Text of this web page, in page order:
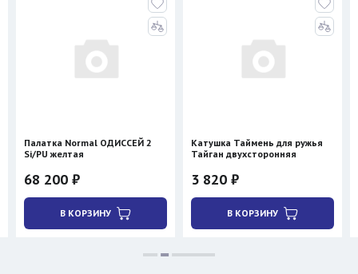
Палатка Normal ОДИССЕЙ 2
Si/PU желтая
68 200 ₽
В КОРЗИНУ
Катушка Таймень для ружья
Тайган двухсторонняя
3 820 ₽
В КОРЗИНУ